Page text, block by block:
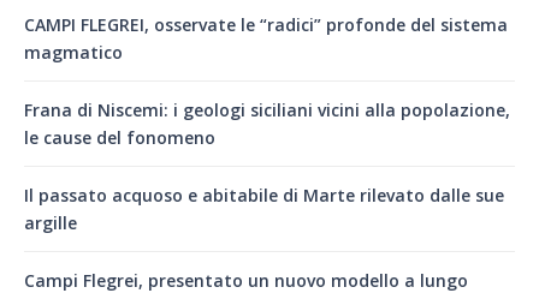
CAMPI FLEGREI, osservate le “radici” profonde del sistema
magmatico
Frana di Niscemi: i geologi siciliani vicini alla popolazione,
le cause del fonomeno
Il passato acquoso e abitabile di Marte rilevato dalle sue
argille
Campi Flegrei, presentato un nuovo modello a lungo